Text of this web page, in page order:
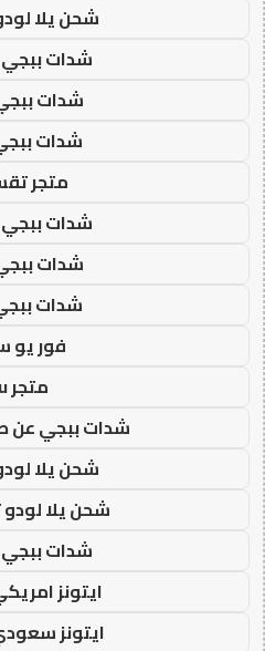
شحن يلا
شدات
شدات
شدات
متجر
شدات
شدات
شدات
فور يو
متجر 4u
شدات ببجي عن
شحن يلا
شحن يلا لودو
شدات
ايتونز
ايتونز